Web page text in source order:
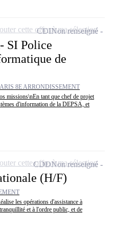
SI Police
de
8E ARRONDISSEMENT
missions\nEn tant que chef de projet
d'information de la DEPSA, et
CDINon renseigné
cette offre à ma sélection
(H/F)
les opérations d'assistance à
et à l'ordre public, et de
CDDNon renseigné
cette offre à ma sélection